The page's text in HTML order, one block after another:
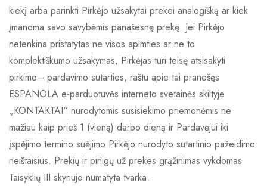
kiekį arba parinkti Pirkėjo užsakytai prekei analogišką ar kiek
įmanoma savo savybėmis panašesnę prekę. Jei Pirkėjo
netenkina pristatytas ne visos apimties ar ne to
komplektiškumo užsakymas, Pirkėjas turi teisę atsisakyti
pirkimo– pardavimo sutarties, raštu apie tai pranešęs
ESPANOLA e-parduotuvės interneto svetainės skiltyje
„KONTAKTAI“ nurodytomis susisiekimo priemonėmis ne
mažiau kaip prieš 1 (vieną) darbo dieną ir Pardavėjui iki
įspėjimo termino suėjimo Pirkėjo nurodyto sutartinio pažeidimo
neištaisius. Prekių ir pinigų už prekes grąžinimas vykdomas
Taisyklių III skyriuje numatyta tvarka.